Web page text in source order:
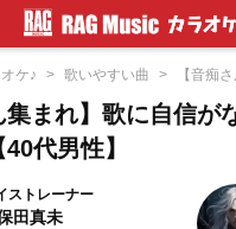
ケ♪ 歌いやすい曲 【音痴
集まれ】歌に自信が
代男性】
ストレーナー
田真未